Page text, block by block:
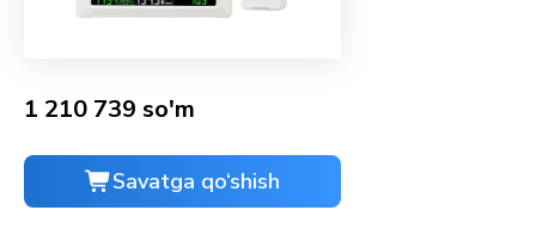
1 210 739 so'm
Savatga qo‘shish